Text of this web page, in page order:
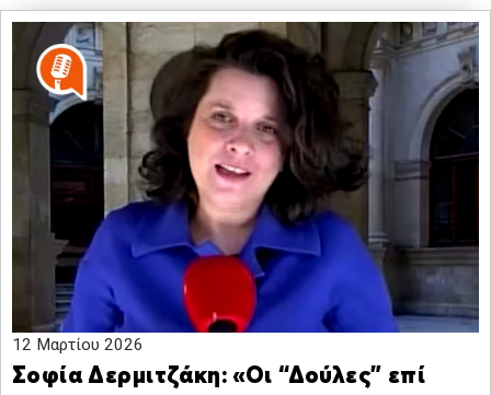
12 Μαρτίου 2026
Σοφία Δερμιτζάκη: «Οι “Δούλες” επί